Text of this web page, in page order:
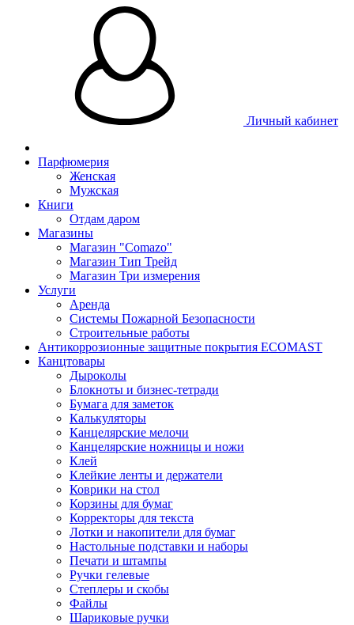
Личный кабинет
Парфюмерия
Женская
Мужская
Книги
Отдам даром
Магазины
Магазин "Comazo"
Магазин Тип Трейд
Магазин Три измерения
Услуги
Аренда
Системы Пожарной Безопасности
Строительные работы
Антикоррозионные защитные покрытия ECOMAST
Канцтовары
Дыроколы
Блокноты и бизнес-тетради
Бумага для заметок
Калькуляторы
Канцелярские мелочи
Канцелярские ножницы и ножи
Клей
Клейкие ленты и держатели
Коврики на стол
Корзины для бумаг
Корректоры для текста
Лотки и накопители для бумаг
Настольные подставки и наборы
Печати и штампы
Ручки гелевые
Степлеры и скобы
Файлы
Шариковые ручки